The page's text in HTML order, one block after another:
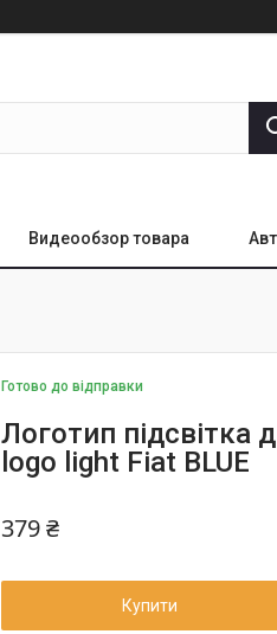
Видеообзор товара
Готово до відправки
Логотип підсвітка
logo light Fiat BLUE
379 ₴
Купити